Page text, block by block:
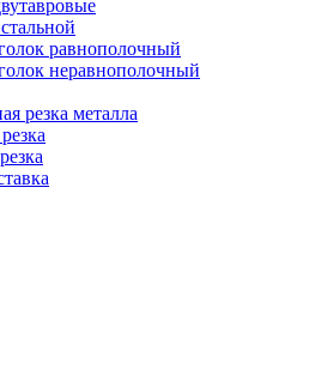
равнополочный
неравнополочный
резка металла